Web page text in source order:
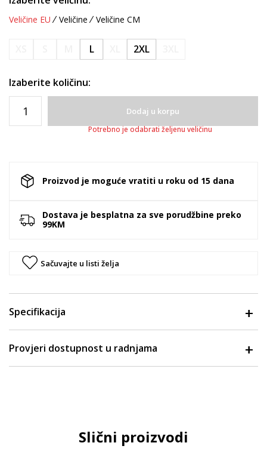
Veličine EU Veličine Veličine CM
L 2XL
Izaberite količinu:
Dodaj u korpu
Potrebno je odabrati željenu veličinu
Proizvod je moguće vratiti u roku od 15 dana
Dostava je besplatna za sve porudžbine preko
99KM
Sačuvajte u listi želja
Specifikacija
Provjeri dostupnost u radnjama
Slični proizvodi